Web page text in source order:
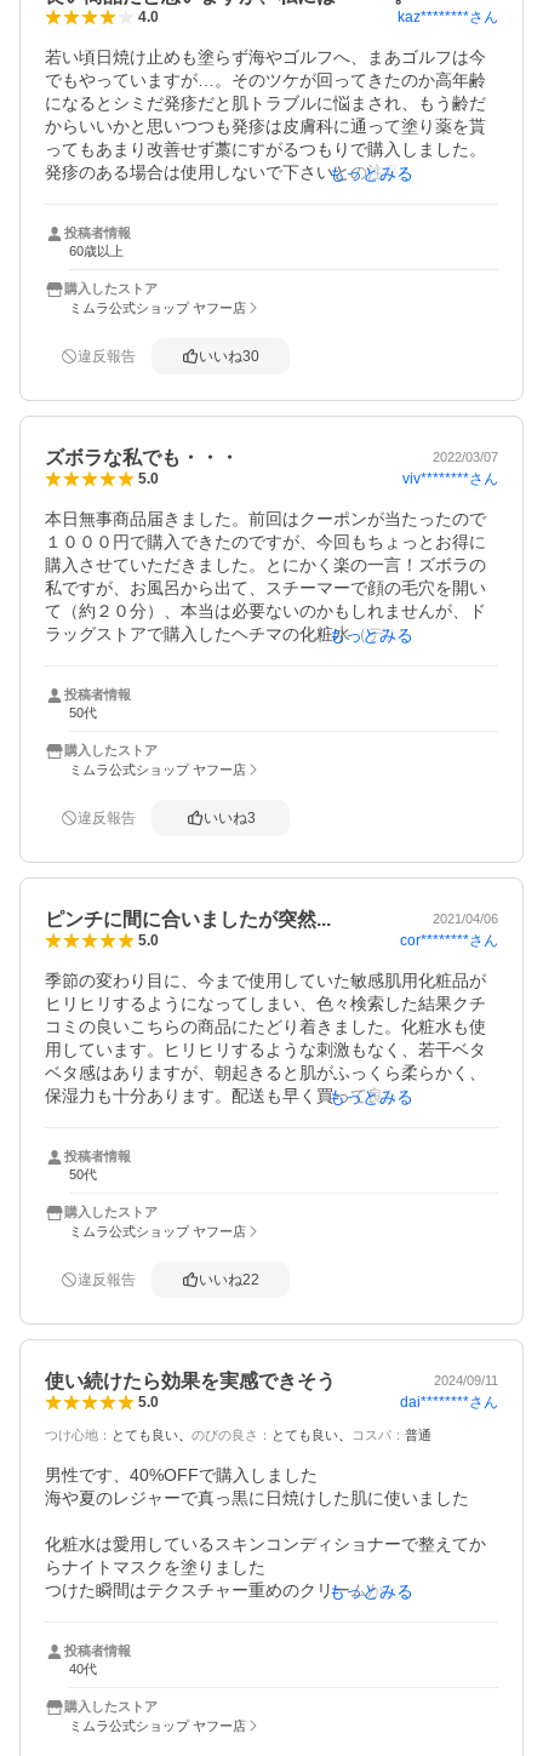
4.0 kaz********さん
若い頃日焼け止めも塗らず海やゴルフへ、まあゴルフは今
でもやっていますが…。そのツケが回ってきたのか高年齢
になるとシミだ発疹だと肌トラブルに悩まされ、もう齢だ
からいいかと思いつつも発疹は皮膚科に通って塗り薬を貰
ってもあまり改善せず藁にすがるつもりで購入しました。
発疹のある場合は使用しないで下さいとの注意書きも理解
ので結構詳しくなってきました。顔の発疹は人間誰にでも
あるカビが原因らしいです。一晩寝て朝鏡を見ると何とな
く良いかどうか判るのですが、発疹のある人向きではない
ようです。
もっとみる
投稿者情報
60歳以上
購入したストア
ミムラ公式ショップ ヤフー店
違反報告 いいね30
ズボラな私でも・・・ 2022/03/07
5.0 viv********さん
本日無事商品届きました。前回はクーポンが当たったので
１０００円で購入できたのですが、今回もちょっとお得に
購入させていただきました。とにかく楽の一言！ズボラの
私ですが、お風呂から出て、スチーマーで顔の毛穴を開い
て（約２０分）、本当は必要ないのかもしれませんが、ド
ラッグストアで購入したヘチマの化粧水（デカいボトルで
ガン入れていたせいで乾燥肌でマスクでも頬が摩擦でかぶ
れていたりしましたが、これを繰り返していたら乾燥肌と
さよなら出来ました。
※あくまで個人的感想ですが・・・
もっとみる
投稿者情報
50代
購入したストア
ミムラ公式ショップ ヤフー店
違反報告 いいね3
ピンチに間に合いましたが突然... 2021/04/06
5.0 cor********さん
季節の変わり目に、今まで使用していた敏感肌用化粧品が
ヒリヒリするようになってしまい、色々検索した結果クチ
コミの良いこちらの商品にたどり着きました。化粧水も使
用しています。ヒリヒリするような刺激もなく、若干ベタ
ベタ感はありますが、朝起きると肌がふっくら柔らかく、
保湿力も十分あります。配送も早く買って良かったです。
腫れるようになり、もしやと思い使用を中止すると腫れる
事無くいつもに戻るので処分しました。肌が弱いので成分
の何かが合わないのだと思います。改めて化粧品の怖さを
知りました。
もっとみる
投稿者情報
50代
購入したストア
ミムラ公式ショップ ヤフー店
違反報告 いいね22
使い続けたら効果を実感できそう 2024/09/11
5.0 dai********さん
つけ心地 ： とても良い のびの良さ ： とても良い コスパ ： 普通
男性です、40%OFFで購入しました
海や夏のレジャーで真っ黒に日焼けした肌に使いました
化粧水は愛用しているスキンコンディショナーで整えてか
らナイトマスクを塗りました
つけた瞬間はテクスチャー重めのクリームかと思いました
ほのかに香るラベンダーがリラックスします
朝起きると皮脂もいつもより抑えられていて、肌の弾力と
もっとみる
投稿者情報
40代
購入したストア
ミムラ公式ショップ ヤフー店